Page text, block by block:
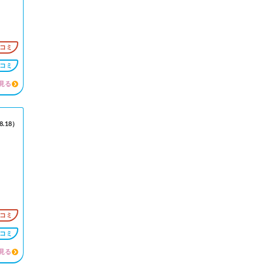
ミ
ミ
る
）
ミ
ミ
る